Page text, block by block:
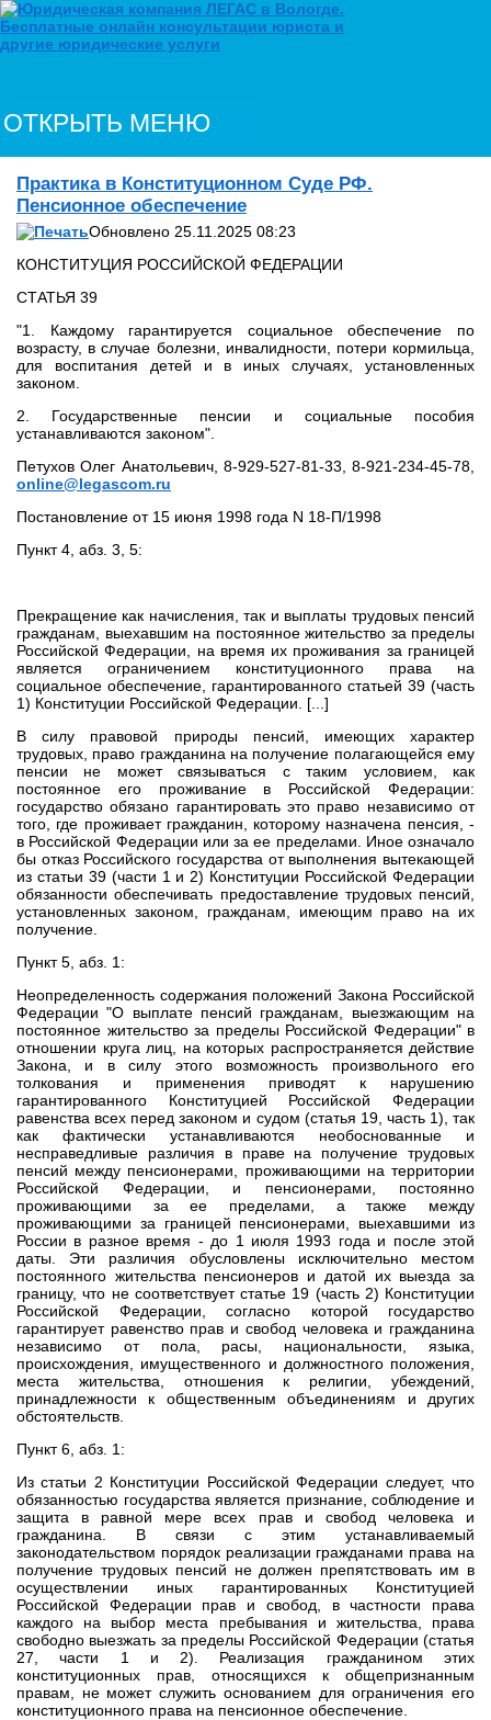
ОТКРЫТЬ МЕНЮ
Практика в Конституционном Суде РФ.
Пенсионное обеспечение
Обновлено 25.11.2025 08:23
КОНСТИТУЦИЯ РОССИЙСКОЙ ФЕДЕРАЦИИ
СТАТЬЯ 39
"1. Каждому гарантируется социальное обеспечение по
возрасту, в случае болезни, инвалидности, потери кормильца,
для воспитания детей и в иных случаях, установленных
законом.
2. Государственные пенсии и социальные пособия
устанавливаются законом".
Петухов Олег Анатольевич, 8-929-527-81-33, 8-921-234-45-78,
online@legascom.ru
Постановление от 15 июня 1998 года N 18-П/1998
Пункт 4, абз. 3, 5:
Прекращение как начисления, так и выплаты трудовых пенсий
гражданам, выехавшим на постоянное жительство за пределы
Российской Федерации, на время их проживания за границей
является ограничением конституционного права на
социальное обеспечение, гарантированного статьей 39 (часть
1) Конституции Российской Федерации. [...]
В силу правовой природы пенсий, имеющих характер
трудовых, право гражданина на получение полагающейся ему
пенсии не может связываться с таким условием, как
постоянное его проживание в Российской Федерации:
государство обязано гарантировать это право независимо от
того, где проживает гражданин, которому назначена пенсия, -
в Российской Федерации или за ее пределами. Иное означало
бы отказ Российского государства от выполнения вытекающей
из статьи 39 (части 1 и 2) Конституции Российской Федерации
обязанности обеспечивать предоставление трудовых пенсий,
установленных законом, гражданам, имеющим право на их
получение.
Пункт 5, абз. 1:
Неопределенность содержания положений Закона Российской
Федерации "О выплате пенсий гражданам, выезжающим на
постоянное жительство за пределы Российской Федерации" в
отношении круга лиц, на которых распространяется действие
Закона, и в силу этого возможность произвольного его
толкования и применения приводят к нарушению
гарантированного Конституцией Российской Федерации
равенства всех перед законом и судом (статья 19, часть 1), так
как фактически устанавливаются необоснованные и
несправедливые различия в праве на получение трудовых
пенсий между пенсионерами, проживающими на территории
Российской Федерации, и пенсионерами, постоянно
проживающими за ее пределами, а также между
проживающими за границей пенсионерами, выехавшими из
России в разное время - до 1 июля 1993 года и после этой
даты. Эти различия обусловлены исключительно местом
постоянного жительства пенсионеров и датой их выезда за
границу, что не соответствует статье 19 (часть 2) Конституции
Российской Федерации, согласно которой государство
гарантирует равенство прав и свобод человека и гражданина
независимо от пола, расы, национальности, языка,
происхождения, имущественного и должностного положения,
места жительства, отношения к религии, убеждений,
принадлежности к общественным объединениям и других
обстоятельств.
Пункт 6, абз. 1:
Из статьи 2 Конституции Российской Федерации следует, что
обязанностью государства является признание, соблюдение и
защита в равной мере всех прав и свобод человека и
гражданина. В связи с этим устанавливаемый
законодательством порядок реализации гражданами права на
получение трудовых пенсий не должен препятствовать им в
осуществлении иных гарантированных Конституцией
Российской Федерации прав и свобод, в частности права
каждого на выбор места пребывания и жительства, права
свободно выезжать за пределы Российской Федерации (статья
27, части 1 и 2). Реализация гражданином этих
конституционных прав, относящихся к общепризнанным
правам, не может служить основанием для ограничения его
конституционного права на пенсионное обеспечение.